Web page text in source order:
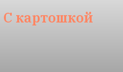
С картошкой